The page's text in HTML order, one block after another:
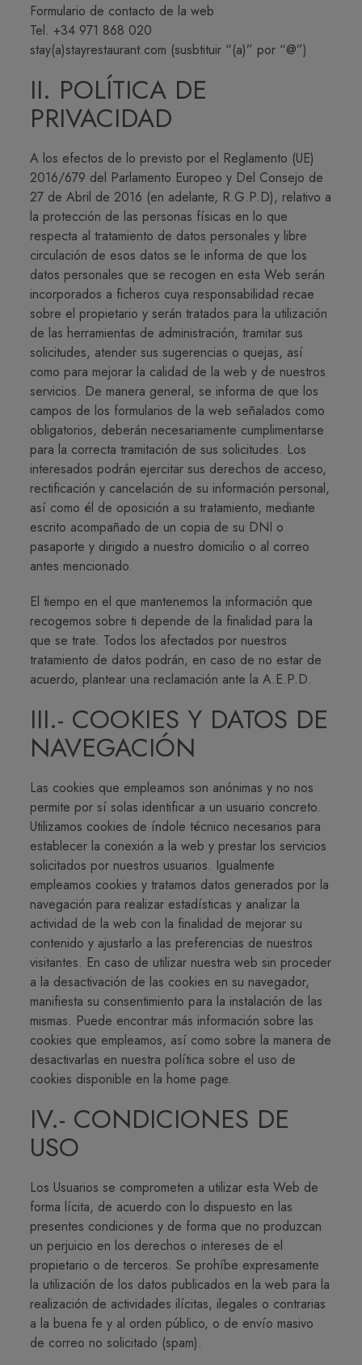
Formulario de contacto de la web
Tel. +34 971 868 020
stay(a)stayrestaurant.com (susbtituir “(a)” por “@”)
II. POLÍTICA DE
PRIVACIDAD
A los efectos de lo previsto por el Reglamento (UE)
2016/679 del Parlamento Europeo y Del Consejo de
27 de Abril de 2016 (en adelante, R.G.P.D), relativo a
la protección de las personas físicas en lo que
respecta al tratamiento de datos personales y libre
circulación de esos datos se le informa de que los
datos personales que se recogen en esta Web serán
incorporados a ficheros cuya responsabilidad recae
sobre el propietario y serán tratados para la utilización
de las herramientas de administración, tramitar sus
solicitudes, atender sus sugerencias o quejas, así
como para mejorar la calidad de la web y de nuestros
servicios. De manera general, se informa de que los
campos de los formularios de la web señalados como
obligatorios, deberán necesariamente cumplimentarse
para la correcta tramitación de sus solicitudes. Los
interesados podrán ejercitar sus derechos de acceso,
rectificación y cancelación de su información personal,
así como él de oposición a su tratamiento, mediante
escrito acompañado de un copia de su DNI o
pasaporte y dirigido a nuestro domicilio o al correo
antes mencionado.
El tiempo en el que mantenemos la información que
recogemos sobre ti depende de la finalidad para la
que se trate. Todos los afectados por nuestros
tratamiento de datos podrán, en caso de no estar de
acuerdo, plantear una reclamación ante la A.E.P.D.
III.- COOKIES Y DATOS DE
NAVEGACIÓN
Las cookies que empleamos son anónimas y no nos
permite por sí solas identificar a un usuario concreto.
Utilizamos cookies de índole técnico necesarios para
establecer la conexión a la web y prestar los servicios
solicitados por nuestros usuarios. Igualmente
empleamos cookies y tratamos datos generados por la
navegación para realizar estadísticas y analizar la
actividad de la web con la finalidad de mejorar su
contenido y ajustarlo a las preferencias de nuestros
visitantes. En caso de utilizar nuestra web sin proceder
a la desactivación de las cookies en su navegador,
manifiesta su consentimiento para la instalación de las
mismas. Puede encontrar más información sobre las
cookies que empleamos, así como sobre la manera de
desactivarlas en nuestra política sobre el uso de
cookies disponible en la home page.
IV.- CONDICIONES DE
USO
Los Usuarios se comprometen a utilizar esta Web de
forma lícita, de acuerdo con lo dispuesto en las
presentes condiciones y de forma que no produzcan
un perjuicio en los derechos o intereses de el
propietario o de terceros. Se prohíbe expresamente
la utilización de los datos publicados en la web para la
realización de actividades ilícitas, ilegales o contrarias
a la buena fe y al orden público, o de envío masivo
de correo no solicitado (spam).